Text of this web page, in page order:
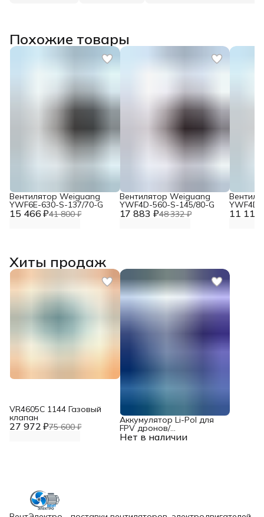
Похожие товары
15 466 ₽41 800 ₽
Вентилятор Weiguang
YWF6E-630-S-137/70-G
17 883 ₽48 332 ₽
Вентилятор Weiguang
YWF4D-560-S-145/80-G
11 117
Хиты продаж
27 972 ₽75 600 ₽
VR4605С 1144 Газовый
клапан
Нет в наличии
Аккумулятор Li-Pol для
FPV дронов/
квадрокоптеров 23,1 В,